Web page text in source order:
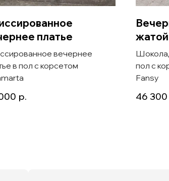
платье
вечернее
в пол с корсетом
р.
пол с
Fansy
46 300